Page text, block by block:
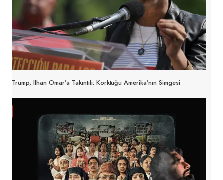
Trump, Ilhan Omar’a Takıntılı: Korktuğu Amerika’nın Simgesi